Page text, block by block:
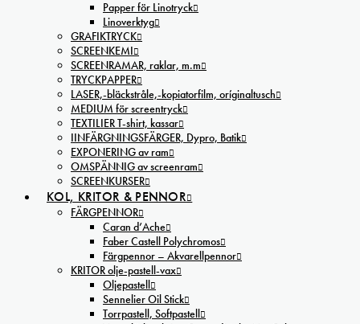
Papper för Linotryck
Linoverktyg
GRAFIKTRYCK
SCREENKEMI
SCREENRAMAR, raklar, m.m
TRYCKPAPPER
LASER,-bläckstråle,-kopiatorfilm, oríginaltusch
MEDIUM för screentryck
TEXTILIER T-shirt, kassar
IINFÄRGNINGSFÄRGER, Dypro, Batik
EXPONERING av ram
OMSPÄNNIG av screenram
SCREENKURSER
KOL, KRITOR & PENNOR
FÄRGPENNOR
Caran d’Ache
Faber Castell Polychromos
Färgpennor – Akvarellpennor
KRITOR olje-pastell-vax
Oljepastell
Sennelier Oil Stick
Torrpastell, Softpastell